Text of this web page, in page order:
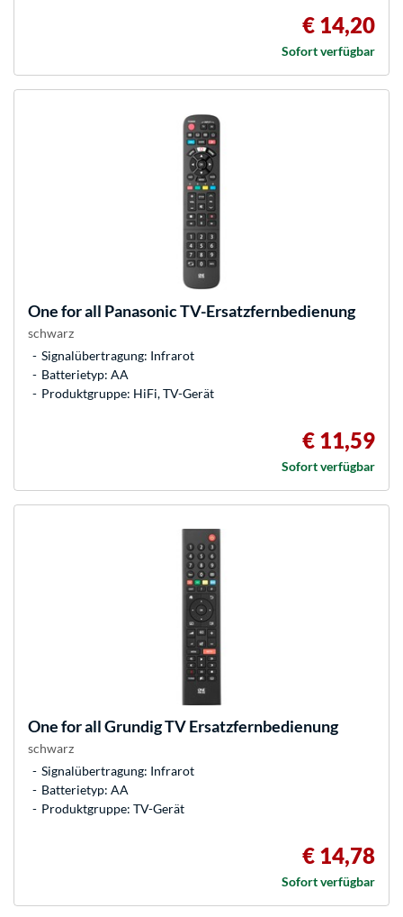
€ 14,20
Sofort verfügbar
One for all Panasonic TV-Ersatzfernbedienung
schwarz
Signalübertragung: Infrarot
Batterietyp: AA
Produktgruppe: HiFi, TV-Gerät
€ 11,59
Sofort verfügbar
One for allGrundig TV Ersatzfernbedienung
schwarz
Signalübertragung: Infrarot
Batterietyp: AA
Produktgruppe: TV-Gerät
€ 14,78
Sofort verfügbar